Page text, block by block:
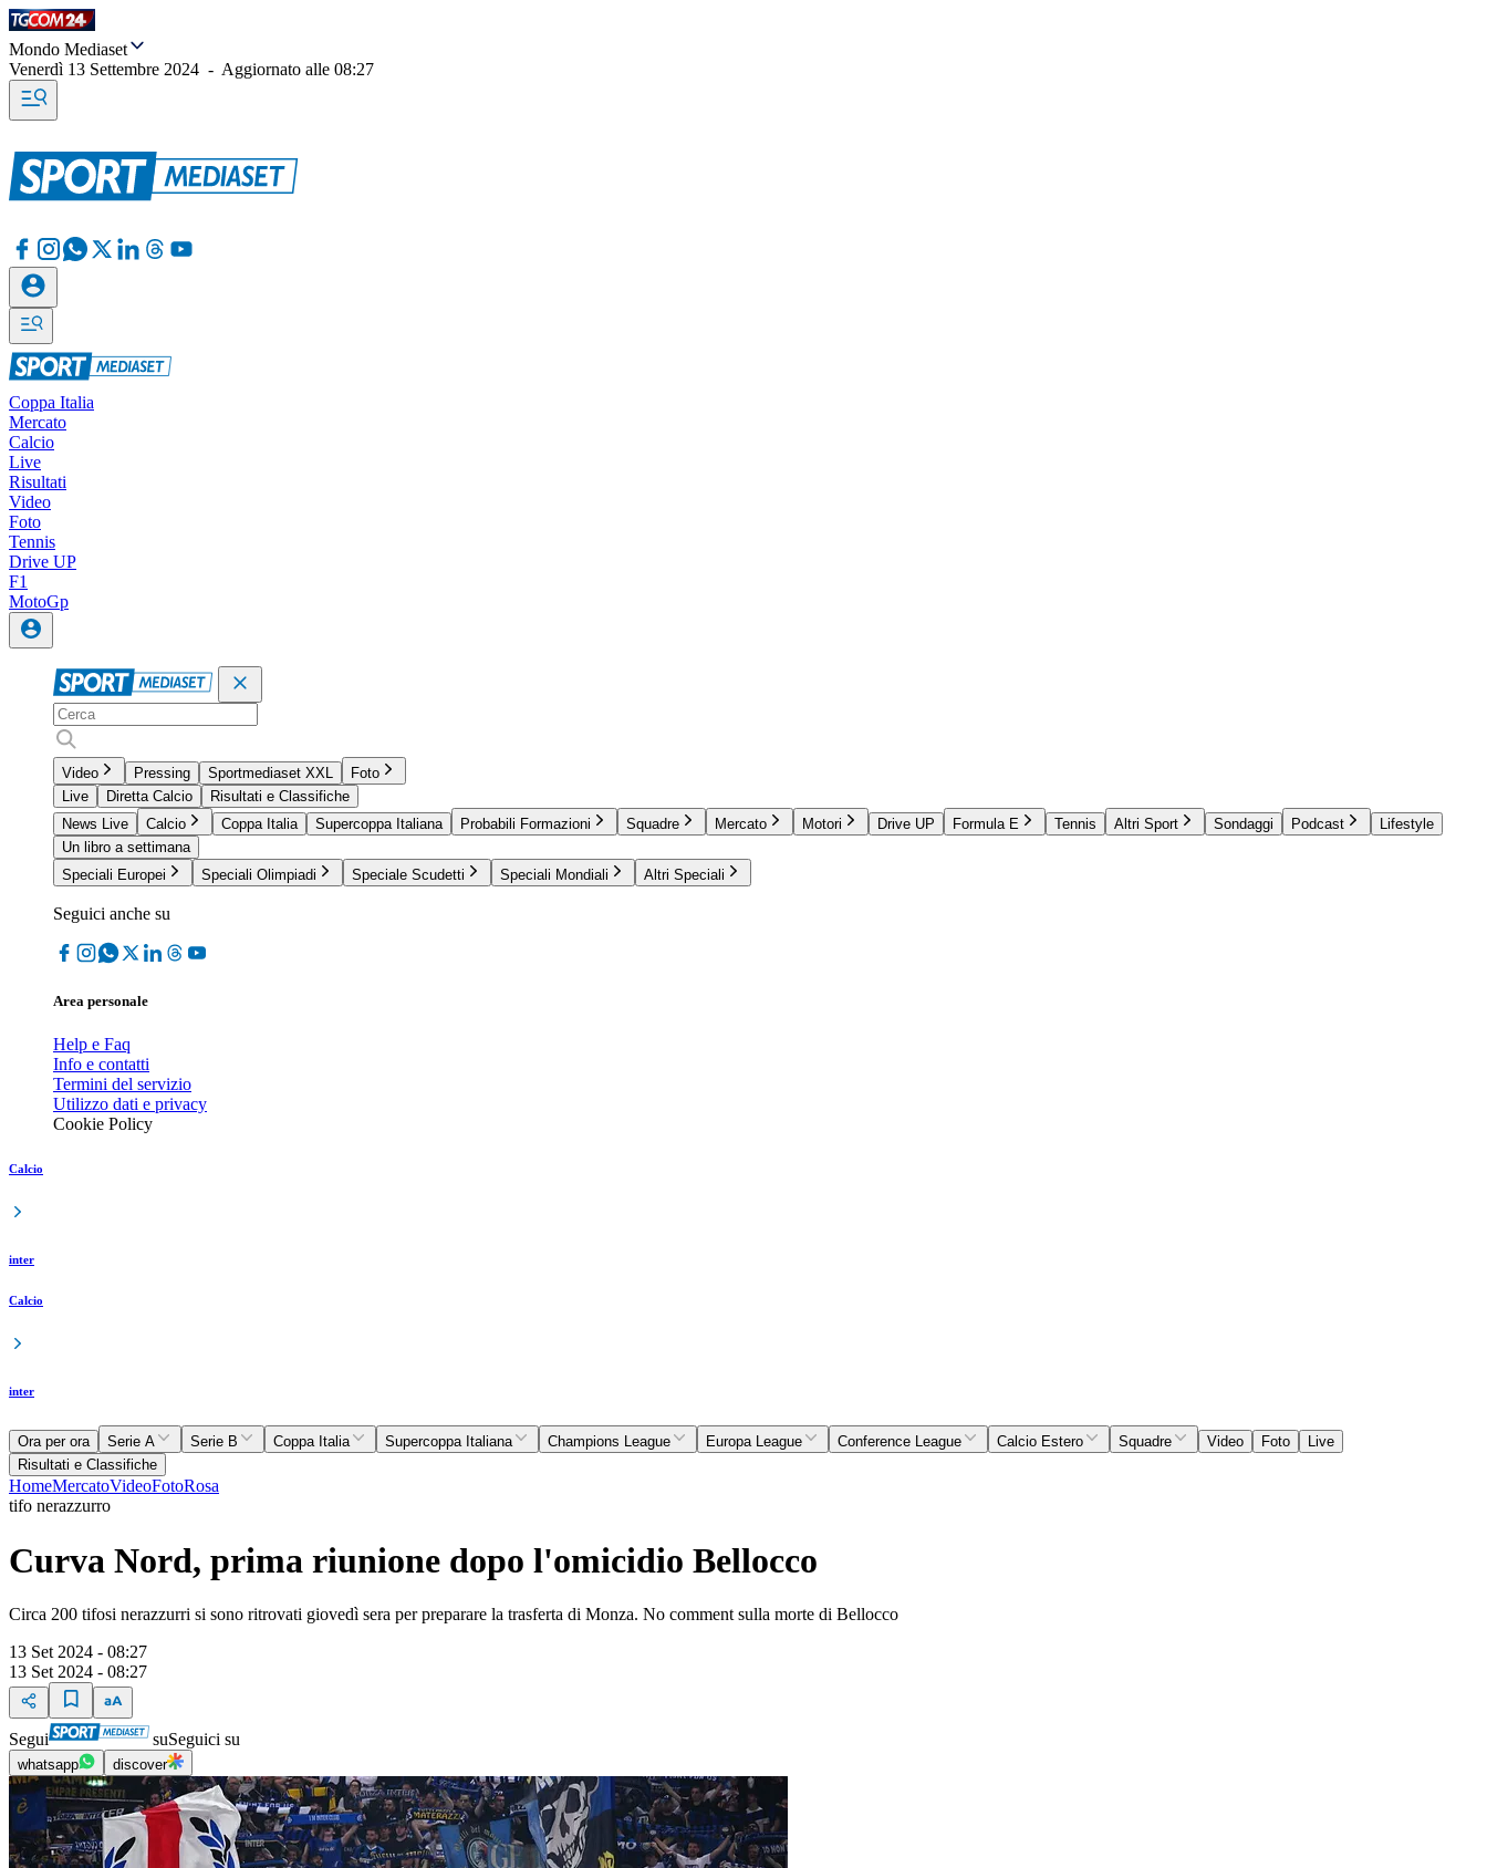
Mondo Mediaset
Venerdì 13 Settembre 2024 - Aggiornato alle 08:27
Coppa Italia
Mercato
Calcio
Live
Risultati
Video
Foto
Tennis
Drive UP
F1
MotoGp
Video Pressing Sportmediaset XXL
Foto
Live
Diretta Calcio
Risultati e Classifiche
News Live
Calcio Coppa Italia Supercoppa Italiana Probabili Formazioni Squadre Mercato Motori Drive UP Formula E Tennis Altri Sport Sondaggi Podcast
Lifestyle
Un libro a settimana
Speciali Europei
Speciali Olimpiadi Speciale Scudetti Speciali Mondiali Altri Speciali
Seguici anche su
Area personale
Help e Faq
Info e contatti
Termini del servizio
Utilizzo dati e privacy
Cookie Policy
Calcio
inter
Calcio
inter
Ora per ora Serie A Serie B Coppa Italia Supercoppa Italiana Champions League Europa League Conference League Calcio Estero Squadre Video Foto
Live
Risultati e Classifiche
HomeMercatoVideoFotoRosa
tifo nerazzurro
Curva Nord, prima riunione dopo l'omicidio Bellocco
Circa 200 tifosi nerazzurri si sono ritrovati giovedì sera per preparare la trasferta di Monza. No comment sulla morte di Bellocco
13 Set 2024 - 08:27
13 Set 2024 - 08:27
Segui suSeguici su
whatsapp discover